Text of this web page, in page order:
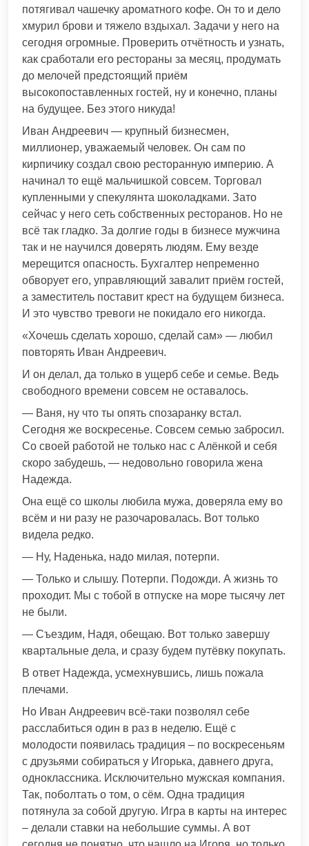
потягивал чашечку ароматного кофе. Он то и дело
хмурил брови и тяжело вздыхал. Задачи у него на
сегодня огромные. Проверить отчётность и узнать,
как сработали его рестораны за месяц, продумать
до мелочей предстоящий приём
высокопоставленных гостей, ну и конечно, планы
на будущее. Без этого никуда!
Иван Андреевич — крупный бизнесмен,
миллионер, уважаемый человек. Он сам по
кирпичику создал свою ресторанную империю. А
начинал то ещё мальчишкой совсем. Торговал
купленными у спекулянта шоколадками. Зато
сейчас у него сеть собственных ресторанов. Но не
всё так гладко. За долгие годы в бизнесе мужчина
так и не научился доверять людям. Ему везде
мерещится опасность. Бухгалтер непременно
обворует его, управляющий завалит приём гостей,
а заместитель поставит крест на будущем бизнеса.
И это чувство тревоги не покидало его никогда.
«Хочешь сделать хорошо, сделай сам» — любил
повторять Иван Андреевич.
И он делал, да только в ущерб себе и семье. Ведь
свободного времени совсем не оставалось.
— Ваня, ну что ты опять спозаранку встал.
Сегодня же воскресенье. Совсем семью забросил.
Со своей работой не только нас с Алёнкой и себя
скоро забудешь, — недовольно говорила жена
Надежда.
Она ещё со школы любила мужа, доверяла ему во
всём и ни разу не разочаровалась. Вот только
видела редко.
— Ну, Наденька, надо милая, потерпи.
— Только и слышу. Потерпи. Подожди. А жизнь то
проходит. Мы с тобой в отпуске на море тысячу лет
не были.
— Съездим, Надя, обещаю. Вот только завершу
квартальные дела, и сразу будем путёвку покупать.
В ответ Надежда, усмехнувшись, лишь пожала
плечами.
Но Иван Андреевич всё-таки позволял себе
расслабиться один в раз в неделю. Ещё с
молодости появилась традиция – по воскресеньям
с друзьями собираться у Игорька, давнего друга,
одноклассника. Исключительно мужская компания.
Так, поболтать о том, о сём. Одна традиция
потянула за собой другую. Игра в карты на интерес
– делали ставки на небольшие суммы. А вот